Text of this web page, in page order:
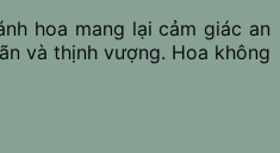
hoa mang lại cảm giác an
và thịnh vượng. Hoa không